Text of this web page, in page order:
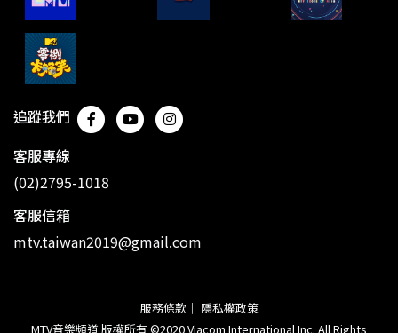
追蹤我們
客服專線
(02)2795-1018
客服信箱
mtv.taiwan2019@gmail.com
服務條款 ｜ 隱私權政策
MTV音樂頻道 版權所有 ©2020 Viacom International Inc. All Rights